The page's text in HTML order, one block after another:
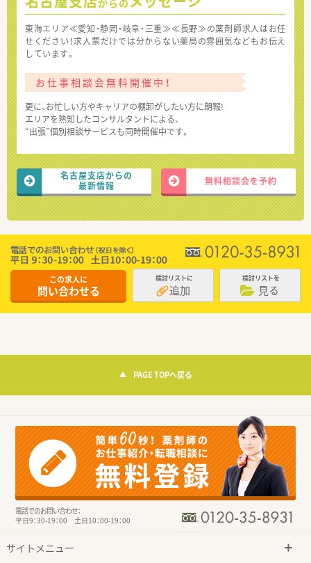
東海エリア≪愛知・静岡・岐阜・三重≫≪長野≫の薬剤師求人はお任
せください！求人票だけでは分からない薬局の雰囲気などもお伝え
しています。
お仕事相談会無料開催中！
更に、お忙しい方やキャリアの棚卸がしたい方に朗報!
エリアを熟知したコンサルタントによる、
“出張”個別相談サービスも同時開催中です。
名古屋支店からの
最新情報
無料相談会を予約
この求人に
問い合わせる
検討リストに
追加
検討リストを
見る
PAGE TOPへ戻る
電話でのお問い合わせ：
平日9：30-19：00 土日10：00-19：00
サイトメニュー